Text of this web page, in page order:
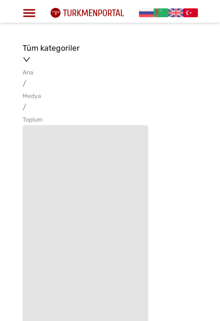
Tüm kategoriler
Ana
/
Medya
/
Toplum